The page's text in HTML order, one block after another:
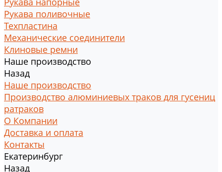
Рукава поливочные
Техпластина
Механические соединители
Клиновые ремни
Наше производство
Назад
Наше производство
Производство алюминиевых траков для гусениц
ратраков
О Компании
Доставка и оплата
Контакты
Екатеринбург
Назад